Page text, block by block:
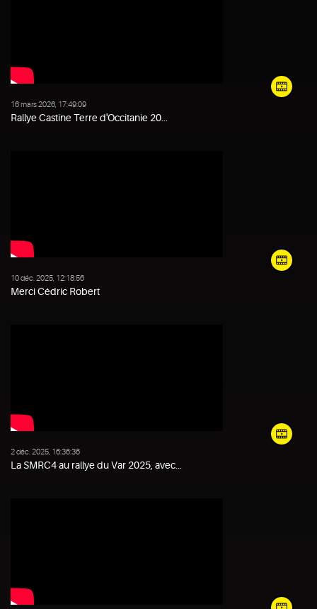
16 mars 2026, 17:49:09
Rallye Castine Terre d'Occitanie 20...
10 déc. 2025, 12:18:56
Merci Cédric Robert
2 déc. 2025, 16:36:36
La SMRC4 au rallye du Var 2025, avec...